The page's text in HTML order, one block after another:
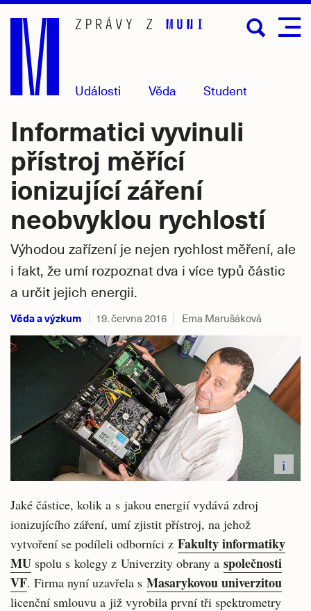
Přejít
hlavní
obsah
Události Věda Student
Informatici vyvinuli
přístroj měřící
ionizující záření
neobvyklou rychlostí
Výhodou zařízení je nejen rychlost měření, ale
i fakt, že umí rozpoznat dva i více typů částic
a určit jejich energii.
Věda a výzkum 19. června 2016 Ema Marušáková
i
Jaké částice, kolik a s jakou energií vydává zdroj
ionizujícího záření, umí zjistit přístroj, na jehož
vytvoření se podíleli odborníci z Fakulty informatiky
MU spolu s kolegy z Univerzity obrany a společnosti
VF. Firma nyní uzavřela s Masarykovou univerzitou
licenční smlouvu a již vyrobila první tři spektrometry